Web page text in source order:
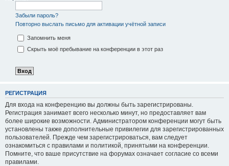
Забыли пароль?
Повторно выслать письмо для активации учётной записи
Запомнить меня
Скрыть моё пребывание на конференции в этот раз
РЕГИСТРАЦИЯ
Для входа на конференцию вы должны быть зарегистрированы.
Регистрация занимает всего несколько минут, но предоставляет вам
более широкие возможности. Администратором конференции могут быть
установлены также дополнительные привилегии для зарегистрированных
пользователей. Прежде чем зарегистрироваться, вам следует
ознакомиться с правилами и политикой, принятыми на конференции.
Помните, что ваше присутствие на форумах означает согласие со всеми
правилами.